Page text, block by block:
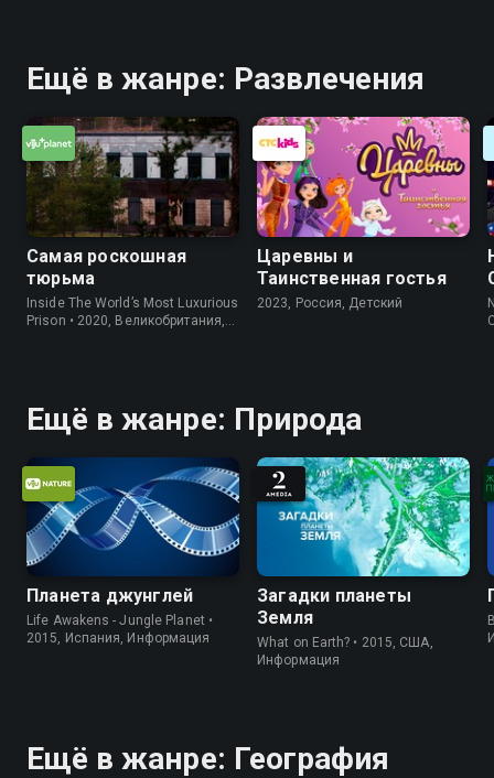
Ещё в жанре: Развлечения
Самая роскошная
тюрьма
Inside The World’s Most Luxurious
Prison • 2020, Великобритания,
Царевны и
Таинственная гостья
2023, Россия, Детский
Ещё в жанре: Природа
Планета джунглей
Life Awakens - Jungle Planet •
2015, Испания, Информация
Загадки планеты
Земля
What on Earth? • 2015, США,
Информация
Ещё в жанре: География